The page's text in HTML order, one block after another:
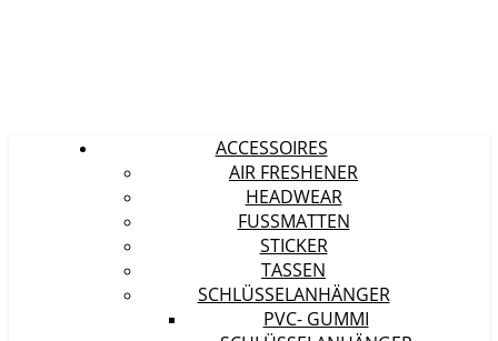
ACCESSOIRES
AIR FRESHENER
HEADWEAR
FUSSMATTEN
STICKER
TASSEN
SCHLÜSSELANHÄNGER
PVC- GUMMI